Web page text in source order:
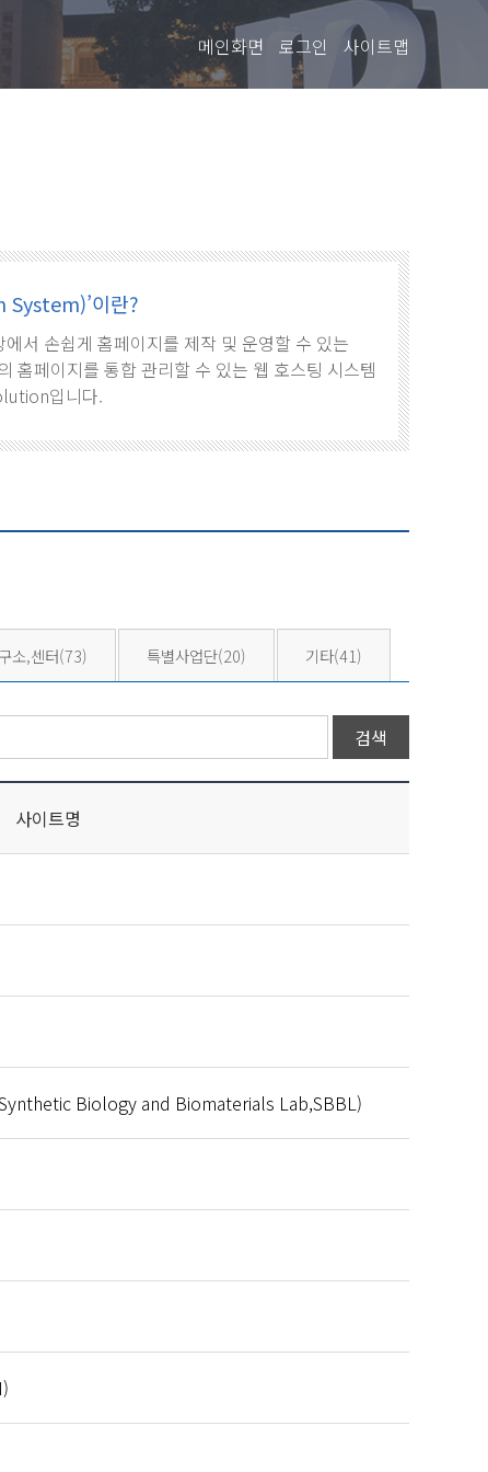
메인화면 로그인 사이트맵
이란?
서 손쉽게 홈페이지를 제작 및 운영할 수 있는
홈페이지를 통합 관리할 수 있는 웹 호스팅 시스템
입니다.
소,센터(73) 특별사업단(20) 기타(41)
사이트명
Biology and Biomaterials Lab,SBBL)